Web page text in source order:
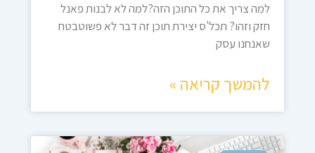
למה צריך את כל התוכן הזה?למה לא לבנות פאנל
חזק וזהו? תכל'ס יצירת תוכן זה דבר לא פשוטבטח
שאנחנו עסק
להמשך קריאה »